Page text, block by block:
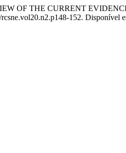
OF THE CURRENT
152. Disponível